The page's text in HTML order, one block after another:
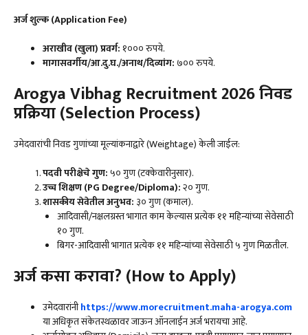
अर्ज शुल्क (Application Fee)
अराखीव (खुला) प्रवर्ग: १००० रुपये.
मागासवर्गीय/आ.दु.घ./अनाथ/दिव्यांग: ७०० रुपये.
Arogya Vibhag Recruitment 2026 निवड
प्रक्रिया (Selection Process)
उमेदवारांची निवड गुणांच्या मूल्यांकनाद्वारे (Weightage) केली जाईल:
पदवी परीक्षेचे गुण:५० गुण (टक्केवारीनुसार).
उच्च शिक्षण (PG Degree/Diploma):२० गुण.
शासकीय सेवेतील अनुभव: ३० गुण (कमाल).
आदिवासी/नक्षलग्रस्त भागात काम केल्यास प्रत्येक ११ महिन्यांच्या सेवेसाठी
१० गुण.
बिगर-आदिवासी भागात प्रत्येक ११ महिन्यांच्या सेवेसाठी ५ गुण मिळतील.
अर्ज कसा करावा? (How to Apply)
उमेदवारांनीhttps://www.morecruitment.maha-arogya.com
या अधिकृत संकेतस्थळावर जाऊन ऑनलाईन अर्ज भरायचा आहे.